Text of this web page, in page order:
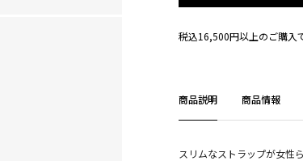
税込16,500円以上のご購入
商品説明 商品情報
スリムなストラップが女性